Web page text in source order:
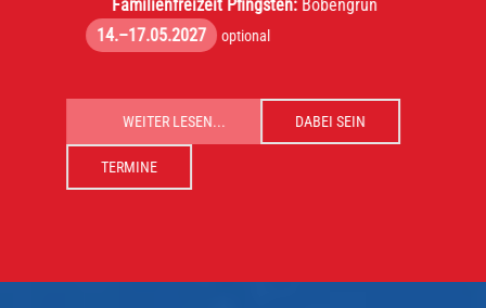
Familienfreizeit Pfingsten:Bobengrün
14.–17.05.2027
optional
WEITER LESEN... DABEI SEIN
TERMINE